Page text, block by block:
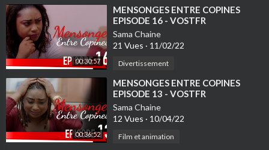
00:30:57
⁣MENSONGES ENTRE COPINES
EPISODE 16 - VOSTFR
Sama Chaine
21 Vues · 11/02/22
Divertissement
00:36:52
⁣MENSONGES ENTRE COPINES
EPISODE 13 - VOSTFR
Sama Chaine
12 Vues · 10/04/22
Film et animation